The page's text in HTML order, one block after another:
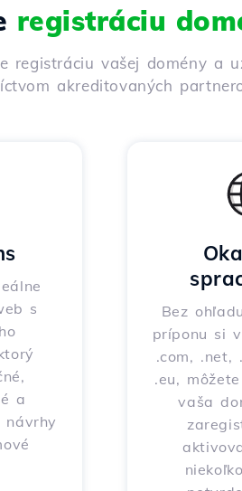
registráciu
registráciu vašej domény a
akreditovaných
s
a
návrhy
Bez
príponu si
.com, .net,
.eu,
vaša